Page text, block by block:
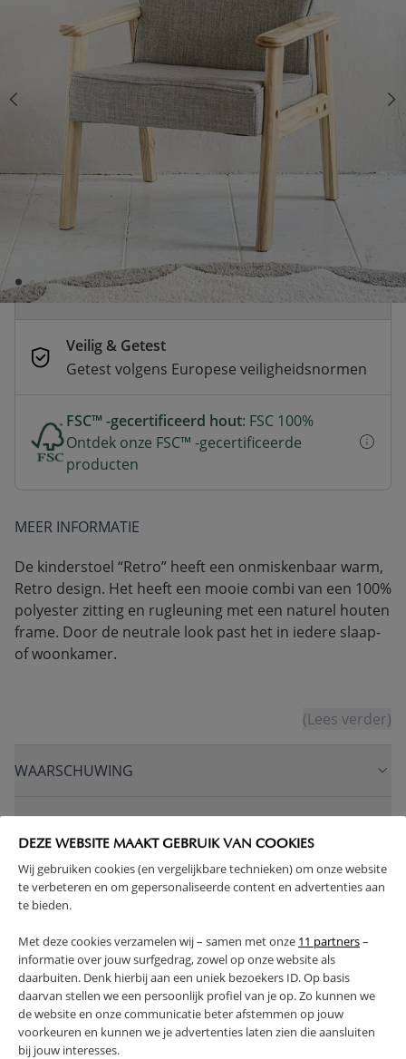
DEZE WEBSITE MAAKT GEBRUIK VAN COOKIES
Wij gebruiken cookies (en vergelijkbare technieken) om onze website
te verbeteren en om gepersonaliseerde content en advertenties aan
te bieden.
Met deze cookies verzamelen wij – samen met onze 11 partners–
informatie over jouw surfgedrag, zowel op onze website als
daarbuiten. Denk hierbij aan een uniek bezoekers ID. Op basis
daarvan stellen we een persoonlijk profiel van je op. Zo kunnen we
de website en onze communicatie beter afstemmen op jouw
voorkeuren en kunnen we je advertenties laten zien die aansluiten
bij jouw interesses.
KLIK EN BESTEL
Op voorraad
Snelle levering
Voor 23:00 besteld, dezelfde dag
verzonden
Betaal nu of achteraf
Veilig afrekenen met verschillende
betaalmethoden
Veilig & Getest
Getest volgens Europese veiligheidsnormen
FSC™ -gecertificeerd hout: FSC 100%
Ontdek onze FSC™ -gecertificeerde
producten
MEER INFORMATIE
De kinderstoel “Retro” heeft een onmiskenbaar warm,
Retro design. Het heeft een mooie combi van een 100%
polyester zitting en rugleuning met een naturel houten
frame. Door de neutrale look past het in iedere slaap-
of woonkamer.
(Lees verder)
WAARSCHUWING
PRODUCTEIGENSCHAPPEN
PLUS- EN MINPUNTEN
RETOUREN